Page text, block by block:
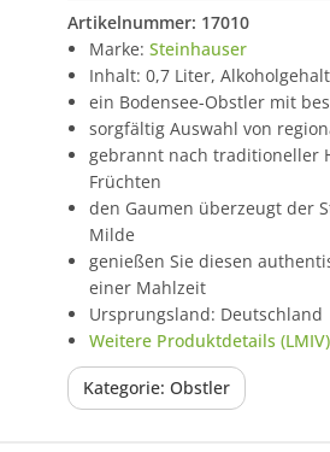
Artikelnummer: 17010
Marke: Steinhauser
Inhalt: 0,7 Liter,
ein Bodensee-Obstler mit
sorgfältig Auswahl von
gebrannt nach traditioneller
Früchten
den Gaumen überzeugt der
Milde
genießen Sie diesen
einer Mahlzeit
Ursprungsland: Deutschland
Weitere Produktdetails (LMIV)
Kategorie: Obstler